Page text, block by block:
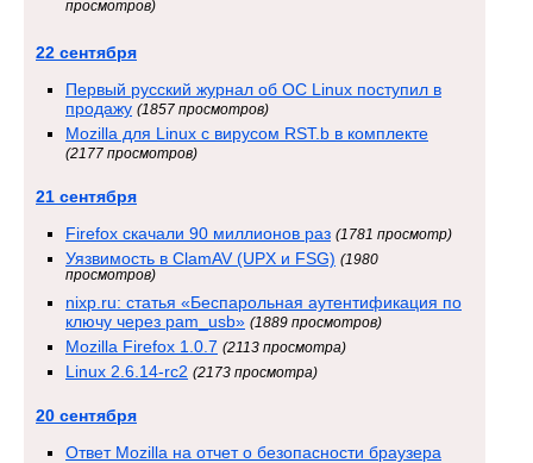
просмотров)
22 сентября
Первый русский журнал об ОС Linux поступил в
продажу (1857 просмотров)
Mozilla для Linux с вирусом RST.b в комплекте
(2177 просмотров)
21 сентября
Firefox скачали 90 миллионов раз (1781 просмотр)
Уязвимость в ClamAV (UPX и FSG) (1980
просмотров)
nixp.ru: статья «Беспарольная аутентификация по
ключу через pam_usb» (1889 просмотров)
Mozilla Firefox 1.0.7 (2113 просмотра)
Linux 2.6.14-rc2 (2173 просмотра)
20 сентября
Ответ Mozilla на отчет о безопасности браузера